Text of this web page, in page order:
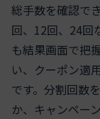
総手数を確認で
回、12回、24回
も結果画面で把
い、クーポン適
です。分割回数
か、キャンペー